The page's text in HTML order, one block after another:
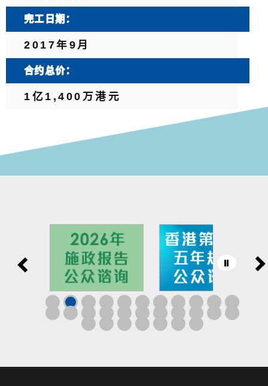
完工日期：
2017年9月
合约总价：
1亿1,400万港元